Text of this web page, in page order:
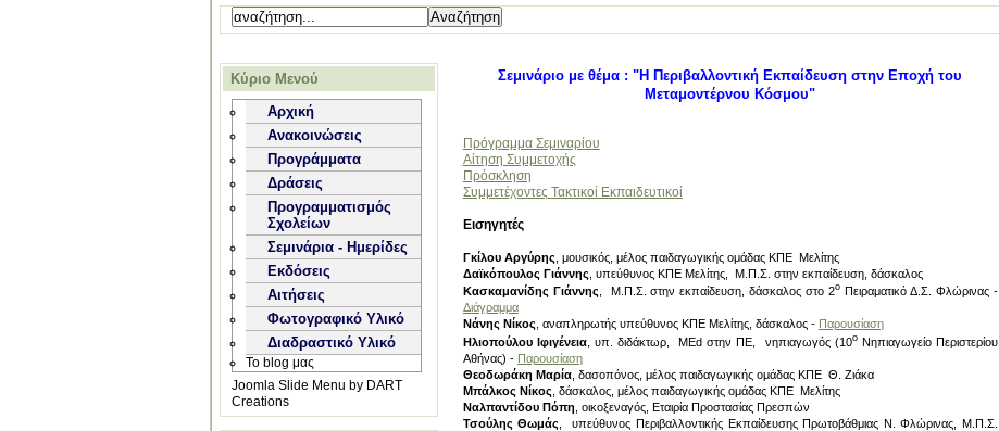
Κύριο Μενού
Αρχική
Ανακοινώσεις
Προγράμματα
Δράσεις
Προγραμματισμός
Σχολείων
Σεμινάρια - Ημερίδες
Εκδόσεις
Αιτήσεις
Φωτογραφικό Υλικό
Διαδραστικό Υλικό
Το blog μας
Joomla Slide Menu by DART
Creations
Σεμινάριο με θέμα : "Η Περιβαλλοντική Εκπαίδευση στην Εποχή του
Μεταμοντέρνου Κόσμου"
Πρόγραμμα Σεμιναρίου
Αίτηση Συμμετοχής
Πρόσκληση
Συμμετέχοντες Τακτικοί Εκπαιδευτικοί
Εισηγητές
Γκίλου Αργύρης , μουσικός, μέλος παιδαγωγικής ομάδας ΚΠΕ Μελίτης
Δαϊκόπουλος Γιάννης , υπεύθυνος ΚΠΕ Μελίτης, Μ.Π.Σ. στην εκπαίδευση, δάσκαλος
Κασκαμανίδης Γιάννης , Μ.Π.Σ. στην εκπαίδευση, δάσκαλος στο 2ο Πειραματικό Δ.Σ. Φλώρινας -
Διάγραμμα
Νάνης Νίκος , αναπληρωτής υπεύθυνος ΚΠΕ Μελίτης, δάσκαλος - Παρουσίαση
Ηλιοπούλου Ιφιγένεια, υπ. διδάκτωρ, ΜΕd στην ΠΕ, νηπιαγωγός (10οΝηπιαγωγείο Περιστερίου
Αθήνας) - Παρουσίαση
Θεοδωράκη Μαρία, δασοπόνος, μέλος παιδαγωγικής ομάδας ΚΠΕ Θ. Ζιάκα
Μπάλκος Νίκος , δάσκαλος, μέλος παιδαγωγικής ομάδας ΚΠΕ Μελίτης
Ναλπαντίδου Πόπη , οικοξεναγός, Εταιρία Προστασίας Πρεσπών
Τσούλης Θωμάς
, υπεύθυνος Περιβαλλοντικής Εκπαίδευσης Πρωτοβάθμιας Ν. Φλώρινας, Μ.Π.Σ.